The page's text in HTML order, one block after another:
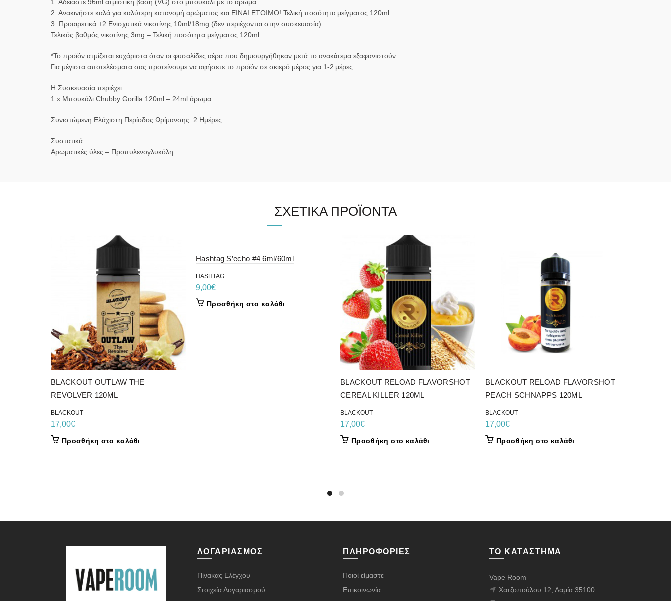
1. Αδειάστε 96ml ατμιστική βάση (VG) στο μπουκάλι με το άρωμα .
2. Ανακινήστε καλά για καλύτερη κατανομή αρώματος και ΕΙΝΑΙ ΕΤΟΙΜΟ! Τελική ποσότητα μείγματος 120ml.
3. Προαιρετικά +2 Ενισχυτικά νικοτίνης 10ml/18mg (δεν περιέχονται στην συσκευασία)
Τελικός βαθμός νικοτίνης 3mg – Τελική ποσότητα μείγματος 120ml.
*Το προϊόν ατμίζεται ευχάριστα όταν οι φυσαλίδες αέρα που δημιουργήθηκαν μετά το ανακάτεμα εξαφανιστούν.
Για μέγιστα αποτελέσματα σας προτείνουμε να αφήσετε το προϊόν σε σκιερό μέρος για 1-2 μέρες.
Η Συσκευασία περιέχει:
1 x Μπουκάλι Chubby Gorilla 120ml – 24ml άρωμα
Συνιστώμενη Ελάχιστη Περίοδος Ωρίμανσης: 2 Ημέρες
Συστατικά :
Αρωματικές ύλες – Προπυλενογλυκόλη
ΣΧΕΤΙΚΆ ΠΡΟΪΌΝΤΑ
BLACKOUT OUTLAW THE
REVOLVER 120ML
BLACKOUT
17,00€
Προσθήκη στο καλάθι
Hashtag S’echo #4 6ml/60ml
HASHTAG
9,00€
Προσθήκη στο καλάθι
BLACKOUT RELOAD FLAVORSHOT
CEREAL KILLER 120ML
BLACKOUT
17,00€
Προσθήκη στο καλάθι
BLACKOUT RELOAD FLAVORSHOT
PEACH SCHNAPPS 120ML
BLACKOUT
17,00€
Προσθήκη στο καλάθι
ΛΟΓΑΡΙΑΣΜΌΣ
Πίνακας Ελέγχου
Στοιχεία Λογαριασμού
ΠΛΗΡΟΦΟΡΊΕΣ
Ποιοί είμαστε
Επικοινωνία
ΤΟ ΚΑΤΆΣΤΗΜΑ
Vape Room
Χατζοπούλου 12, Λαμία 35100